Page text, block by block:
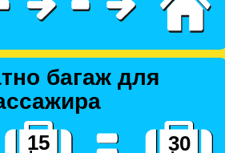
багаж для